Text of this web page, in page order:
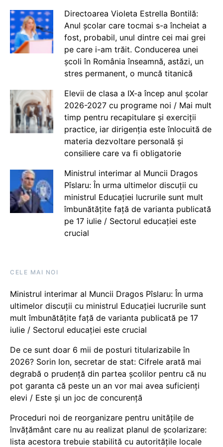
Directoarea Violeta Estrella Bontilă:
Anul școlar care tocmai s-a încheiat a
fost, probabil, unul dintre cei mai grei
pe care i-am trăit. Conducerea unei
școli în România înseamnă, astăzi, un
stres permanent, o muncă titanică
Elevii de clasa a IX-a încep anul școlar
2026-2027 cu programe noi / Mai mult
timp pentru recapitulare și exerciții
practice, iar dirigenția este înlocuită de
materia dezvoltare personală și
consiliere care va fi obligatorie
Ministrul interimar al Muncii Dragos
Pîslaru: În urma ultimelor discuții cu
ministrul Educației lucrurile sunt mult
îmbunătățite față de varianta publicată
pe 17 iulie / Sectorul educației este
crucial
CELE MAI NOI
Ministrul interimar al Muncii Dragos Pîslaru: În urma
ultimelor discuții cu ministrul Educației lucrurile sunt
mult îmbunătățite față de varianta publicată pe 17
iulie / Sectorul educației este crucial
De ce sunt doar 6 mii de posturi titularizabile în
2026? Sorin Ion, secretar de stat: Cifrele arată mai
degrabă o prudență din partea școlilor pentru că nu
pot garanta că peste un an vor mai avea suficienți
elevi / Este și un joc de concurență
Proceduri noi de reorganizare pentru unitățile de
învățământ care nu au realizat planul de școlarizare:
lista acestora trebuie stabilită cu autoritățile locale